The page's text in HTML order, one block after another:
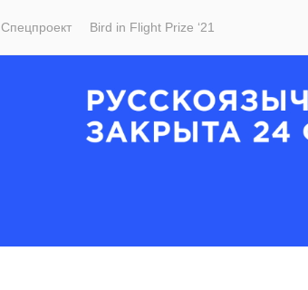
Спецпроект Bird in Flight Prize ‘21